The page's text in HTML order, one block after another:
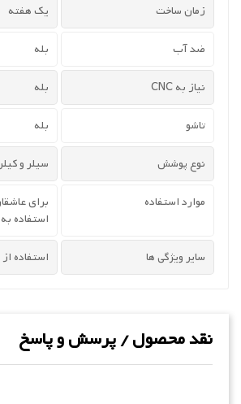
زمان ساخت یک هفته
ضد آب بله
نیاز به CNC بله
تاشو بله
نوع پوشش سیلر و کیلر
موارد استفاده
برای
استفاده
سایر ویژگی ها استفاده
نقد محصول / پرسش و پاسخ